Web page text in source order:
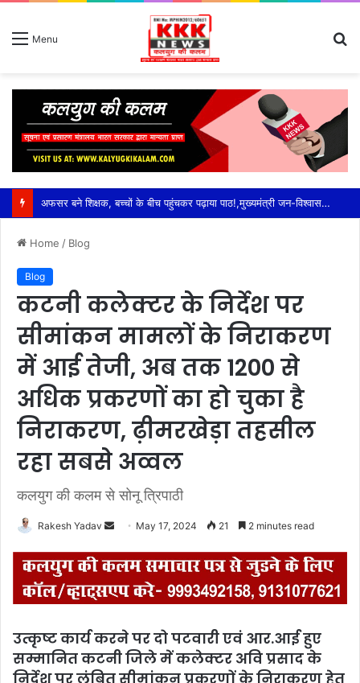
Menu
अफसर बने शिक्षक, बच्चों के बीच पहुंचकर पढ़ाया पाठ!,मुख्यमंत्री जन-विश्वास अभियान में स्कूलों का औचक जायजा—एडीशनल सीईओ अनुराग मोदी ने विद्यार्थियों से किया सीधा संवाद,पढ़ाई के साथ योग, व्यायाम और खेलकूद पर दिया जोर; मध्यान्ह भोजन चखकर परखी गुणवत्ता
Home / Blog
Blog
कटनी कलेक्टर के निर्देश पर
सीमांकन मामलों के निराकरण
में आई तेजी, अब तक 1200 से
अधिक प्रकरणों का हो चुका है
निराकरण, ढ़ीमरखेड़ा तहसील
रहा सबसे अव्वल
कलयुग की कलम से सोनू त्रिपाठी
Rakesh Yadav
n
d
a
e
m
May 17, 2024 21 2 minutes read
उत्कृष्ट कार्य करने पर दो पटवारी एवं आर.आईहुए
सम्मानितकटनी जिले में कलेक्टर अवि प्रसाद के
निर्देश पर लंबित सीमांकन प्रकरणों के निराकरण हेतु